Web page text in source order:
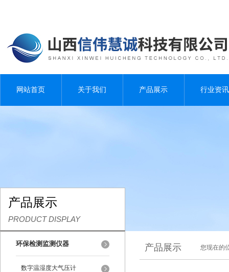
网站首页 关于我们 产品展示 行业资讯
产品展示
PRODUCT DISPLAY
环保检测监测仪器
数字温湿度大气压计
产品展示 您现在的